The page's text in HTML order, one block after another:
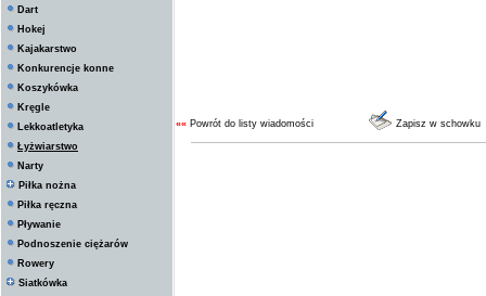
Dart
Hokej
Kajakarstwo
Konkurencje konne
Koszykówka
Kręgle
Lekkoatletyka
Łyżwiarstwo
Narty
Piłka nożna
Piłka ręczna
Pływanie
Podnoszenie ciężarów
Rowery
Siatkówka
«« Powrót do listy wiadomości Zapisz w schowku